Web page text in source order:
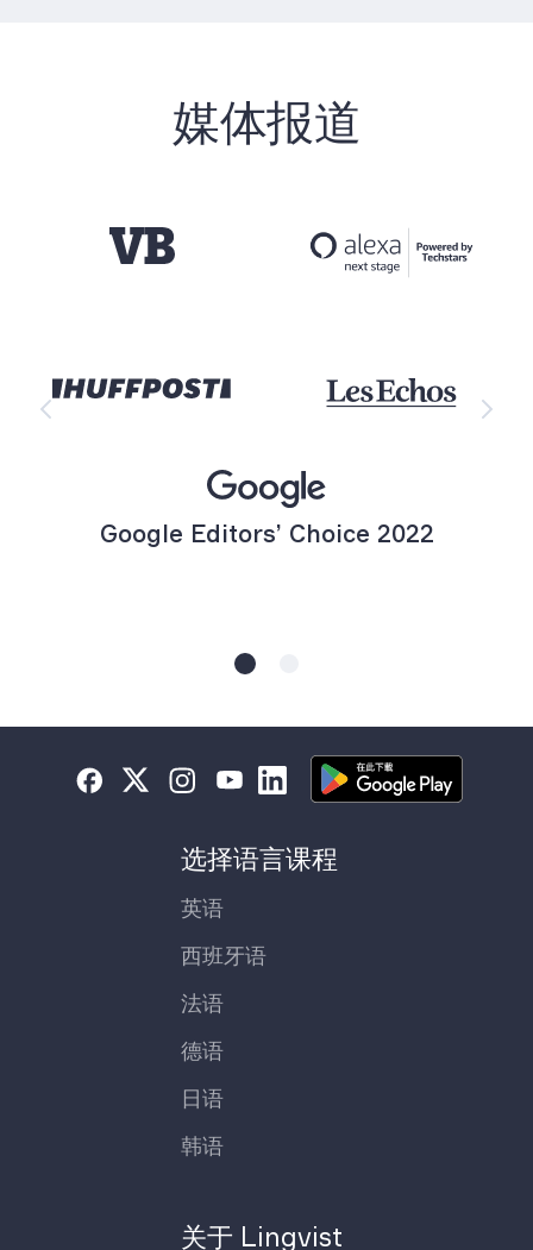
媒体报道
Google Editors’ Choice 2022
选择语言课程
英语
西班牙语
法语
德语
日语
韩语
关于 Lingvist